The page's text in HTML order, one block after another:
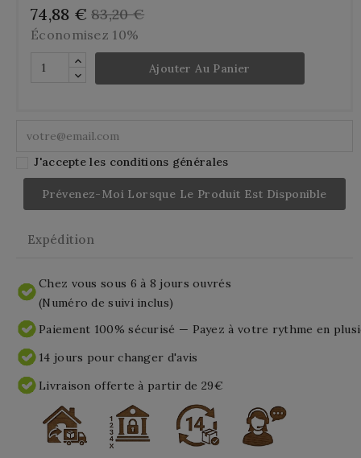
74,88 € 83,20 €
Économisez 10%
Ajouter Au Panier
J'accepte les conditions générales
Prévenez-Moi Lorsque Le Produit Est Disponible
Expédition
Chez vous sous 6 à 8 jours ouvrés
(Numéro de suivi inclus)
Paiement 100% sécurisé — Payez à votre rythme en
14 jours pour changer d'avis
Livraison offerte à partir de 29€